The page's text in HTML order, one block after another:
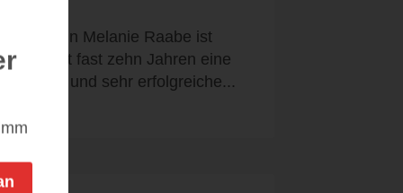
Die Autorin Melanie Raabe ist
schon seit fast zehn Jahren eine
etablierte und sehr erfolgreiche...